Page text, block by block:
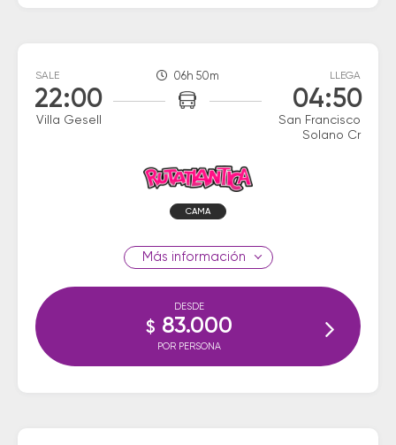
SALE
22:00
Villa Gesell
06h 50m LLEGA
04:50
San Francisco
Solano Cr
CAMA
información
DESDE
$ 83.000
POR PERSONA